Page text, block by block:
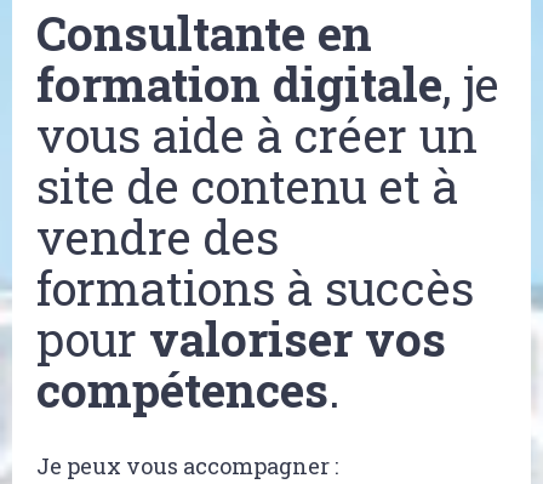
Consultante en
formation digitale, je
vous aide à créer un
site de contenu et à
vendre des
formations à succès
pour valoriser vos
compétences.
Je peux vous accompagner :